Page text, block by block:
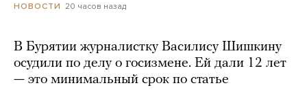
НОВОСТИ 20 часов назад
В Бурятии журналистку Василису Шишкину
осудили по делу о госизмене. Ей дали 12 лет
— это минимальный срок по статье